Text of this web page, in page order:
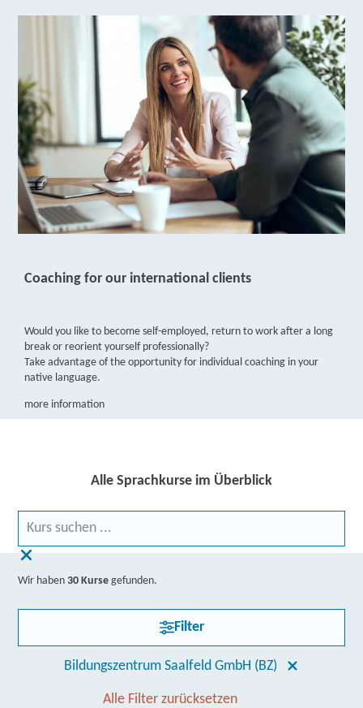
Coaching for our international clients
Would you like to become self-employed, return to work after a long
break or reorient yourself professionally?
Take advantage of the opportunity for individual coaching in your
native language.
more information
Alle Sprachkurse im Überblick
Wir haben30 Kurse gefunden.
Filter
Bildungszentrum Saalfeld GmbH (BZ)
Alle Filter zurücksetzen